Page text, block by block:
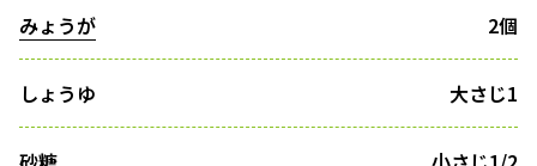
みょうが 2個
しょうゆ 大さじ1